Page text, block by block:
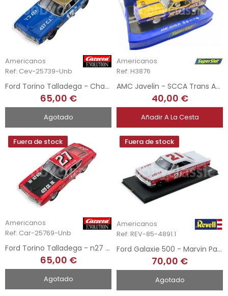
Americanos
Ref: Cev-25739-Unb
Ford Torino Talladega - Champion 1969
65,00 €
Agotado
Americanos
Ref: H3876
AMC Javelin - SCCA Trans Am 1972
40,00 €
Añadir A La Cesta
Fuera de stock
Americanos
Ref: Car-25769-Unb
Ford Torino Talladega - n27 1970
65,00 €
Agotado
Fuera de stock
Americanos
Ref: REV-85-4891.1
Ford Galaxie 500 - Marvin Panch - 1963
70,00 €
Agotado